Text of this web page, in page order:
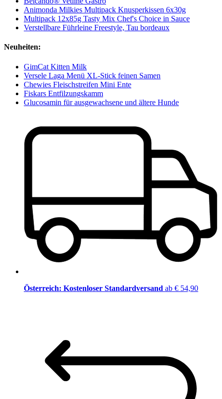
Animonda Milkies Multipack Knusperkissen 6x30g
Multipack 12x85g Tasty Mix Chef's Choice in Sauce
Verstellbare Führleine Freestyle, Tau bordeaux
Neuheiten:
GimCat Kitten Milk
Versele Laga Menü XL-Stick feinen Samen
Chewies Fleischstreifen Mini Ente
Fiskars Entfilzungskamm
Glucosamin für ausgewachsene und ältere Hunde
Österreich: Kostenloser Standardversand ab € 54,90